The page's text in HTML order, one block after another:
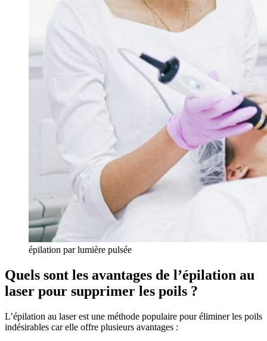
épilation par lumière pulsée
Quels sont les avantages de l’épilation au
laser pour supprimer les poils ?
L’épilation au laser est une méthode populaire pour éliminer les poils
indésirables car elle offre plusieurs avantages :